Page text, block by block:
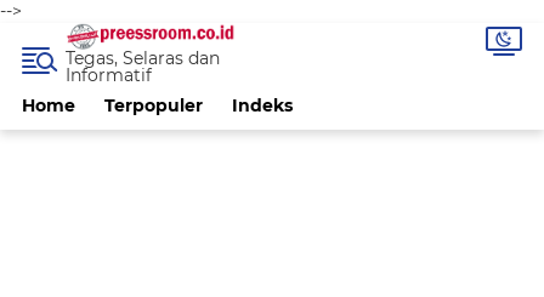
-->
Home Terpopuler Indeks
Tegas, Selaras dan
Informatif